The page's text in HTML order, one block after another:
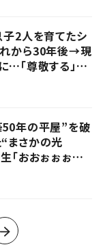
子2人を育てたシ
れから30年後→現
「尊敬する」
ぎる」「若い！」
年の平屋”を破
まさかの光
「おおぉぉぉ〜
れる」